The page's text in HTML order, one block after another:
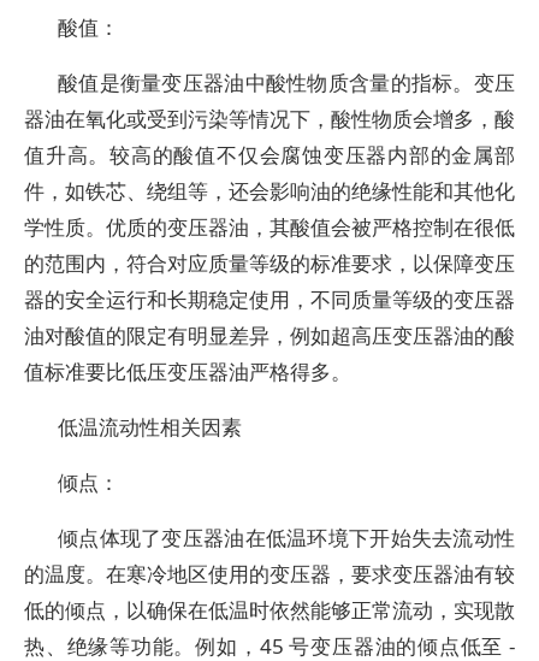
酸值：
酸值是衡量变压器油中酸性物质含量的指标。变压
器油在氧化或受到污染等情况下，酸性物质会增多，酸
值升高。较高的酸值不仅会腐蚀变压器内部的金属部
件，如铁芯、绕组等，还会影响油的绝缘性能和其他化
学性质。优质的变压器油，其酸值会被严格控制在很低
的范围内，符合对应质量等级的标准要求，以保障变压
器的安全运行和长期稳定使用，不同质量等级的变压器
油对酸值的限定有明显差异，例如超高压变压器油的酸
值标准要比低压变压器油严格得多。
低温流动性相关因素
倾点：
倾点体现了变压器油在低温环境下开始失去流动性
的温度。在寒冷地区使用的变压器，要求变压器油有较
低的倾点，以确保在低温时依然能够正常流动，实现散
热、绝缘等功能。例如，45 号变压器油的倾点低至 -